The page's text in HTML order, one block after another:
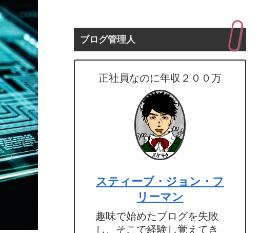
ブログ管理人
正社員なのに年収２００万
スティーブ・ジョン・フ
リーマン
趣味で始めたブログを失敗
し、そこで経験し覚えてき